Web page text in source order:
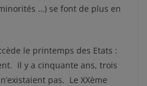
…) se font de plus en
le printemps des Etats :
Il y a cinquante ans, trois
pas. Le XXème